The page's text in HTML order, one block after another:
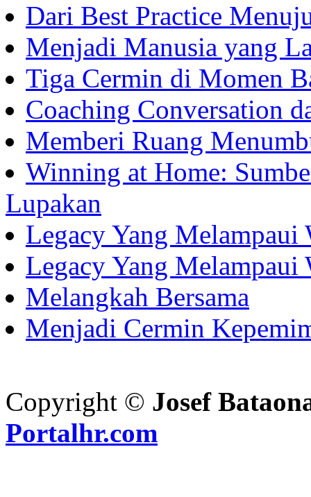
Dari Best Practice
Menjadi Manusia yang
Tiga Cermin di Momen
Coaching Conversation
Memberi Ruang
Winning at Home:
Lupakan
Legacy Yang Melampaui
Legacy Yang Melampaui
Melangkah Bersama
Menjadi Cermin
Copyright © Josef
Portalhr.com